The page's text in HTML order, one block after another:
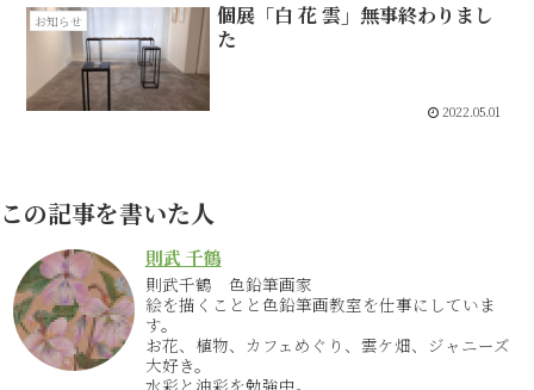
お知らせ
個展「白 花 雲」無事終わりまし
た
2022.05.01
この記事を書いた人
則武 千鶴
則武千鶴 色鉛筆画家
絵を描くことと色鉛筆画教室を仕事にしていま
す。
お花、植物、カフェめぐり、雲ケ畑、ジャニーズ
大好き。